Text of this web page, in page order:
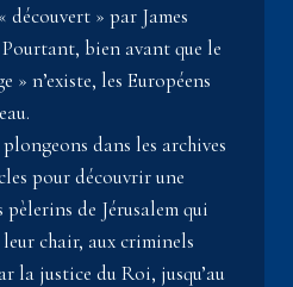
découvert » par James
bien avant que le
» n’existe, les Européens
dans les archives
pour découvrir une
de Jérusalem qui
chair, aux criminels
la justice du Roi, jusqu’au